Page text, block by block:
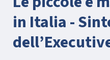
in Italia -